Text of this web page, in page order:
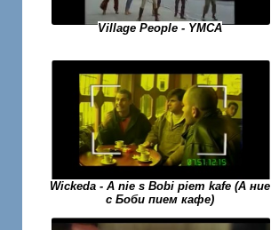
Village People - YMCA
Wickeda - A nie s Bobi piem kafe (А ние
с Боби пием кафе)